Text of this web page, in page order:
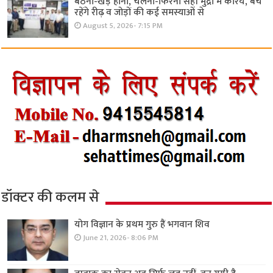
रहेंगे रीढ़ व जोड़ों की कई समस्याओं से
August 5, 2026- 7:15 PM
डॉक्टर की कलम से
योग विज्ञान के प्रथम गुरु हैं भगवान शिव
June 21, 2026- 8:06 PM